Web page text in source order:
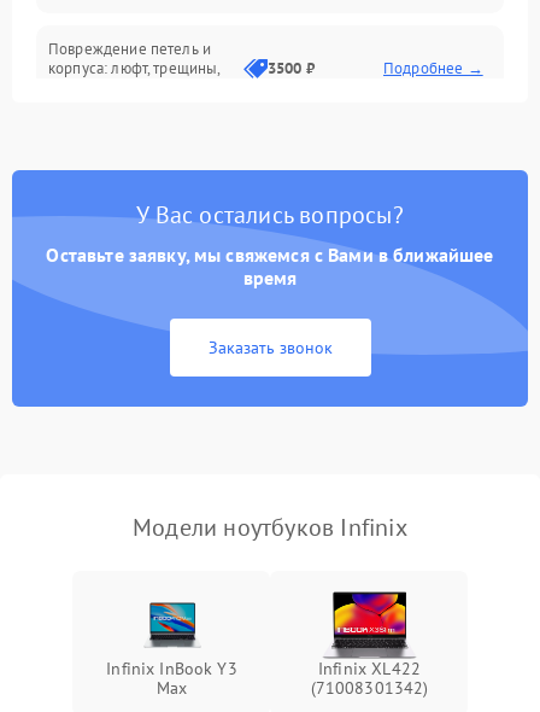
Повреждение петель и
корпуса: люфт, трещины,
3500 ₽ Подробнее →
быстрая разрядка,
2500 ₽ Подробнее →
Неисправность зарядного
питания
2000 ₽ Подробнее →
неисправности кулера
пропадание диска
оперативной памяти:
вылеты приложений,
Подробнее →
Проблемы Wi‑Fi или
У Вас остались вопросы?
Оставьте заявку, мы свяжемся с Вами в ближайшее
время
Заказать звонок
Модели ноутбуков Infinix
Infinix InBook Y3
Max
Infinix XL422
(71008301342)